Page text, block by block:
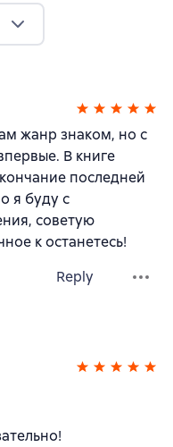
жанр знаком, но с
В книге
последней
я буду с
советую
к останетесь!
Reply